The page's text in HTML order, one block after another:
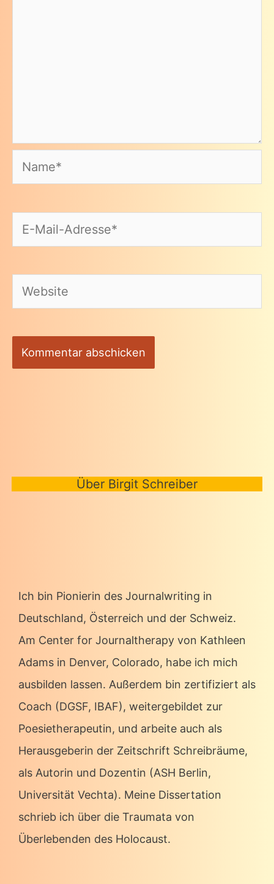
Name*
E-
Mail-
Website
Über Birgit Schreiber
Ich bin Pionierin des Journalwriting in
Deutschland, Österreich und der Schweiz.
Am Center for Journaltherapy von Kathleen
Adams in Denver, Colorado, habe ich mich
ausbilden lassen. Außerdem bin zertifiziert als
Coach (DGSF, IBAF), weitergebildet zur
Poesietherapeutin, und arbeite auch als
Herausgeberin der Zeitschrift Schreibräume,
als Autorin und Dozentin (ASH Berlin,
Universität Vechta). Meine Dissertation
schrieb ich über die Traumata von
Überlebenden des Holocaust.